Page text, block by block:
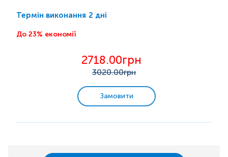
Термін виконання 2 дні
До 23% економії
2718.00грн
3020.00грн
Замовити